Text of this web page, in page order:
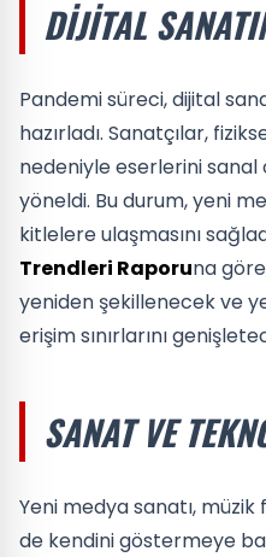
DIJITAL
Pandemi süreci, dijital
hazırladı. Sanatçılar,
nedeniyle eserlerini
yöneldi. Bu durum, yeni
kitlelere ulaşmasını
Trendleri Raporuna
yeniden şekillenecek ve
erişim sınırlarını
SANAT VE
Yeni medya sanatı,
de kendini göstermeye